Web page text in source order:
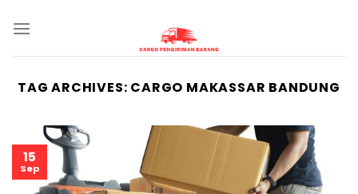
TAG ARCHIVES: CARGO MAKASSAR BANDUNG
15
Sep